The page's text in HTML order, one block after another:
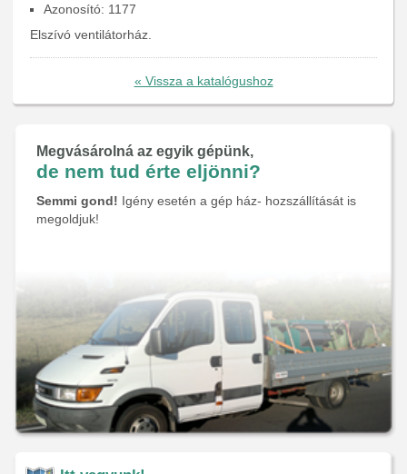
Azonosító: 1177
Elszívó ventilátorház.
« Vissza a katalógushoz
Megvásárolná az egyik gépünk,
de nem tud érte eljönni?
Semmi gond! Igény esetén a gép ház- hozszállítását is
megoldjuk!